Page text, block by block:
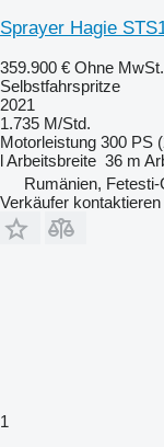
Sprayer Hagie
359.900 € Ohne MwSt.
Selbstfahrspritze
2021
1.735 M/Std.
Motorleistung 300 PS
lArbeitsbreite 36 m
Rumänien, Fetesti-
Verkäufer kontaktieren
1